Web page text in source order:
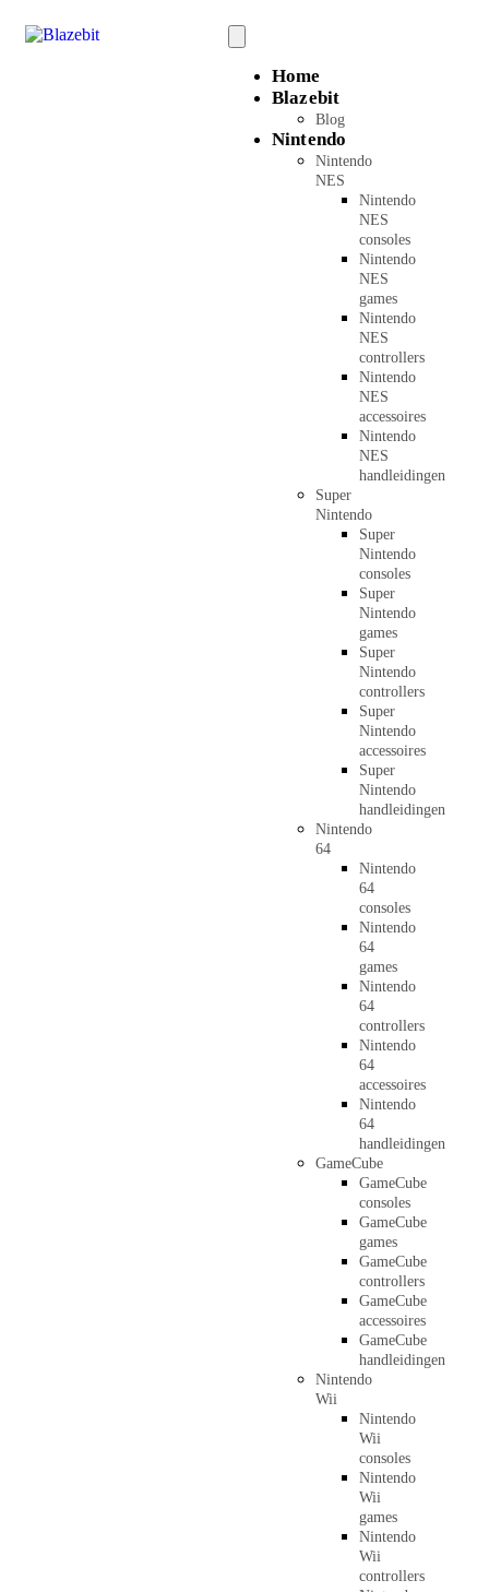
Home
Blazebit
Blog
Nintendo
Nintendo
NES
Nintendo
NES
consoles
Nintendo
NES
games
Nintendo
NES
controllers
Nintendo
NES
accessoires
Nintendo
NES
handleidingen
Super
Nintendo
Super
Nintendo
consoles
Super
Nintendo
games
Super
Nintendo
controllers
Super
Nintendo
accessoires
Super
Nintendo
handleidingen
Nintendo
64
Nintendo
64
consoles
Nintendo
64
games
Nintendo
64
controllers
Nintendo
64
accessoires
Nintendo
64
handleidingen
GameCube
GameCube
consoles
GameCube
games
GameCube
controllers
GameCube
accessoires
GameCube
handleidingen
Nintendo
Wii
Nintendo
Wii
consoles
Nintendo
Wii
games
Nintendo
Wii
controllers